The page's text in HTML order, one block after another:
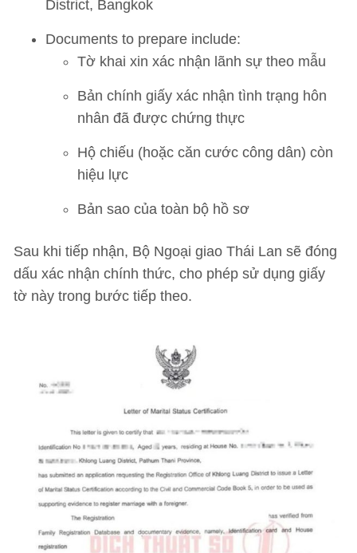
District, Bangkok
Documents to prepare include:
Tờ khai xin xác nhận lãnh sự theo mẫu
Bản chính giấy xác nhận tình trạng hôn
nhân đã được chứng thực
Hộ chiếu (hoặc căn cước công dân) còn
hiệu lực
Bản sao của toàn bộ hồ sơ
Sau khi tiếp nhận, Bộ Ngoại giao Thái Lan sẽ đóng
dấu xác nhận chính thức, cho phép sử dụng giấy
tờ này trong bước tiếp theo.